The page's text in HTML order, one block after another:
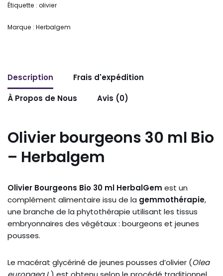
Étiquette : olivier
Marque : Herbalgem
Description
Frais d'expédition
À Propos de Nous
Avis (0)
Olivier bourgeons 30 ml Bio
– Herbalgem
Olivier Bourgeons Bio 30 ml HerbalGem est un
complément alimentaire issu de la gemmothérapie,
une branche de la phytothérapie utilisant les tissus
embryonnaires des végétaux : bourgeons et jeunes
pousses.
Le macérat glycériné de jeunes pousses d’olivier (Olea